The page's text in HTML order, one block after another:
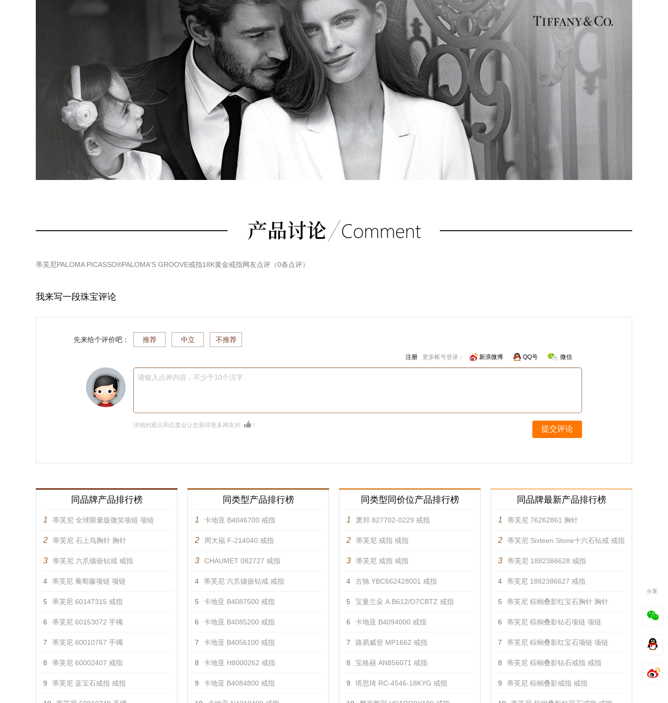
蒂芙尼PALOMA PICASSO®PALOMA'S GROOVE戒指18K黄金戒指网友点评（0条点评）
我来写一段珠宝评论
先来给个评价吧： 推荐 中立 不推荐
注册 更多帐号登录： 新浪微博 QQ号 微信
请输入点评内容，不少于10个汉字
详细的观点和态度会让您获得更多网友的 ！ 提交评论
同品牌产品排行榜
1 蒂芙尼 全球限量版微笑项链 项链
2 蒂芙尼 石上鸟胸针 胸针
3 蒂芙尼 六爪镶嵌钻戒 戒指
4 蒂芙尼 葡萄藤项链 项链
5 蒂芙尼 60147315 戒指
6 蒂芙尼 60153072 手镯
7 蒂芙尼 60010767 手镯
8 蒂芙尼 60002407 戒指
9 蒂芙尼 蓝宝石戒指 戒指
同类型产品排行榜
1 卡地亚 B4046700 戒指
2 周大福 F-214040 戒指
3 CHAUMET 082727 戒指
4 蒂芙尼 六爪镶嵌钻戒 戒指
5 卡地亚 B4087500 戒指
6 卡地亚 B4085200 戒指
7 卡地亚 B4056100 戒指
8 卡地亚 H8000262 戒指
9 卡地亚 B4084800 戒指
同类型同价位产品排行榜
1 萧邦 827702-0229 戒指
2 蒂芙尼 戒指 戒指
3 蒂芙尼 戒指 戒指
4 古驰 YBC662428001 戒指
5 宝曼兰朵 A.B612/O7CBTZ 戒指
6 卡地亚 B4094000 戒指
7 路易威登 MP1662 戒指
8 宝格丽 AN856071 戒指
9 塔思琦 RC-4546-18KYG 戒指
同品牌最新产品排行榜
1 蒂芙尼 76262861 胸针
2 蒂芙尼 Sixteen Stone十六石钻戒 戒指
3 蒂芙尼 1882386628 戒指
4 蒂芙尼 1882386627 戒指
5 蒂芙尼 棕榈叠影红宝石胸针 胸针
6 蒂芙尼 棕榈叠影钻石项链 项链
7 蒂芙尼 棕榈叠影红宝石项链 项链
8 蒂芙尼 棕榈叠影钻石戒指 戒指
9 蒂芙尼 棕榈叠影戒指 戒指
分享